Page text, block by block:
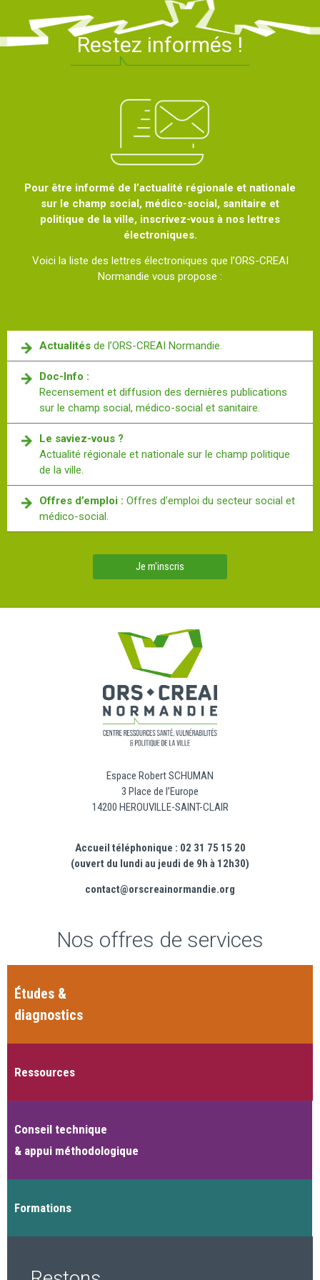
Restez informés !
Pour être informé de l’actualité régionale et nationale
sur le champ social, médico-social, sanitaire et
politique de la ville, inscrivez-vous à nos lettres
électroniques.
Voici la liste des lettres électroniques que l’ORS-CREAI
Normandie vous propose :
Actualités de l’ORS-CREAI Normandie.
Doc-Info :
Recensement et diffusion des dernières publications
sur le champ social, médico-social et sanitaire.
Le saviez-vous ?
Actualité régionale et nationale sur le champ politique
de la ville.
Offres d’emploi : Offres d’emploi du secteur social et
médico-social.
Je m'inscris
Espace Robert SCHUMAN
3 Place de l’Europe
14200 HEROUVILLE-SAINT-CLAIR
Accueil téléphonique : 02 31 75 15 20
(ouvert du lundi au jeudi de 9h à 12h30)
contact@orscreainormandie.org
Nos offres de services
Études &
diagnostics
Ressources
Conseil technique
& appui méthodologique
Formations